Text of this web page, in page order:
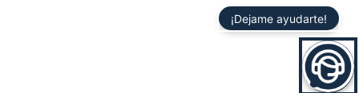
¡Dejame ayudarte!